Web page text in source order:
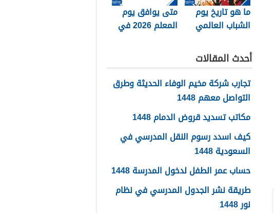
ما هو تاريخ يوم
الشباب العالمي
متى يوافق يوم
المعلم 2026 في
أحدث المقالات
تجارب شركة مخيم الوفاء الحديثة وطرق
التواصل معهم 1448
مكاتب تسديد قروض الدمام 1448
كيف اسدد رسوم النقل المدرسي في
السعودية 1448
حساب عمر الطفل لدخول المدرسة 1448
طريقة نشر الجدول المدرسي في نظام
نور 1448